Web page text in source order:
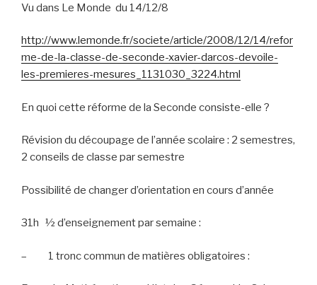
Vu dans Le Monde du 14/12/8
http://www.lemonde.fr/societe/article/2008/12/14/refor
me-de-la-classe-de-seconde-xavier-darcos-devoile-
les-premieres-mesures_1131030_3224.html
En quoi cette réforme de la Seconde consiste-elle ?
Révision du découpage de l’année scolaire : 2 semestres,
2 conseils de classe par semestre
Possibilité de changer d’orientation en cours d’année
31h ½ d’enseignement par semaine :
– 1 tronc commun de matières obligatoires :